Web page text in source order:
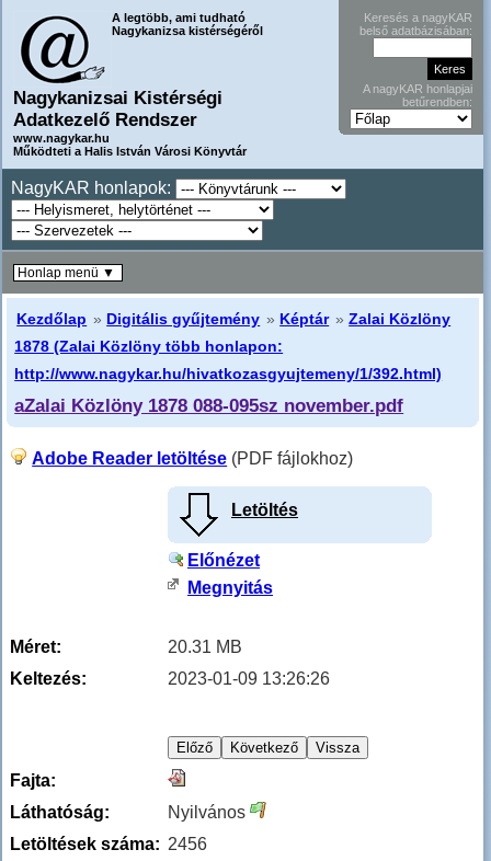
A legtöbb, ami tudható
Nagykanizsa kistérségéről
Nagykanizsai Kistérségi
Adatkezelő Rendszer
www.nagykar.hu
Működteti a Halis István Városi Könyvtár
Keresés a nagyKAR
belső adatbázisában:
A nagyKAR honlapjai
betűrendben:
NagyKAR honlapok:
Kezdőlap » Digitális gyűjtemény » Képtár »Zalai Közlöny
1878 (Zalai Közlöny több honlapon:
http://www.nagykar.hu/hivatkozasgyujtemeny/1/392.html)
aZalai Közlöny 1878 088-095sz november.pdf
Adobe Reader letöltése (PDF fájlokhoz)
Letöltés
Előnézet
Megnyitás
Méret:
20.31 MB
Keltezés:
2023-01-09 13:26:26
Fajta:
Láthatóság:
Nyilvános
Letöltések száma: 2456
Honlap menü ▼